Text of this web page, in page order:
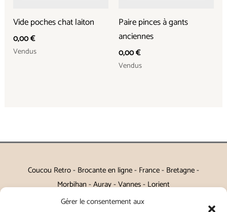
Gérer le consentement aux
Vide poches chat laiton
0,00€
Vendus
Paire pinces à gants
anciennes
0,00€
Vendus
Coucou Retro - Brocante en ligne - France - Bretagne -
Morbihan - Auray - Vannes - Lorient